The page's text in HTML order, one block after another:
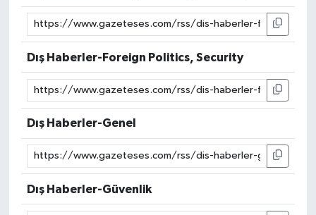
Dış Haberler-Foreign Politics, Security
Dış Haberler-Genel
Dış Haberler-Güvenlik